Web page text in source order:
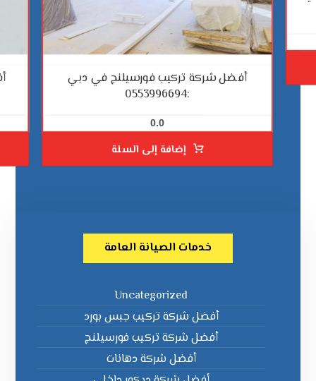
أفضل شركة تركيب فورسيلنج في دبي
:0553996694
0.0
إضافة إلى السلة
خدمات الصيانة العامة
Uncategorized
أفضل شركة تركيب جبس بورد
أفضل شركة تركيب فورسيلنج
أفضل شركة دهانات